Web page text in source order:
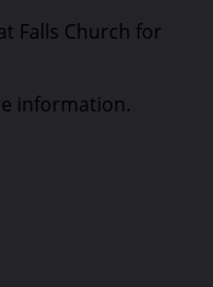
Falls Church for
information.